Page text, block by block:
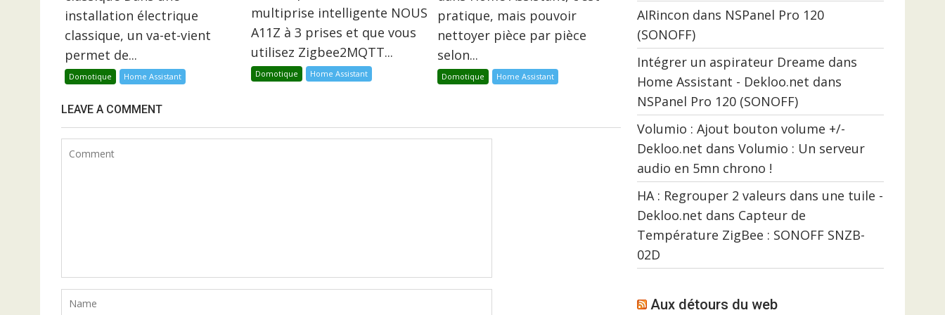
installation électrique
classique, un va-et-vient
permet de...
Domotique Home Assistant
multiprise intelligente NOUS
A11Z à 3 prises et que vous
utilisez Zigbee2MQTT...
Domotique Home Assistant
pratique, mais pouvoir
nettoyer pièce par pièce
selon...
Domotique Home Assistant
LEAVE A COMMENT
AIRincon dans NSPanel Pro 120
(SONOFF)
Intégrer un aspirateur Dreame dans
Home Assistant - Dekloo.net dans
NSPanel Pro 120 (SONOFF)
Volumio : Ajout bouton volume +/-
Dekloo.net dans Volumio : Un serveur
audio en 5mn chrono !
HA : Regrouper 2 valeurs dans une tuile -
Dekloo.net dans Capteur de
Température ZigBee : SONOFF SNZB-
02D
Aux détours du web